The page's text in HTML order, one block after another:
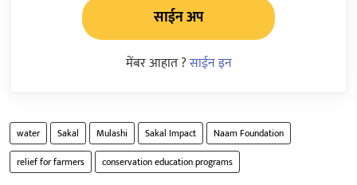
साईन अप
मेंबर आहात ?साईन इन
water Sakal Mulashi Sakal Impact
Naam Foundation
relief for farmers
conservation education programs